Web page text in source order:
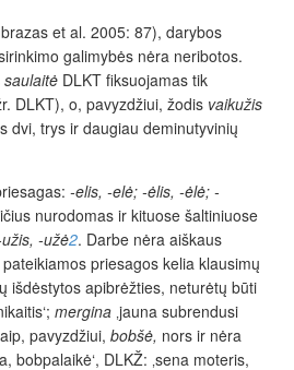
et al. 2005: 87), darybos
galimybės nėra neribotos.
saulaitė DLKT fiksuojamas tik
DLKT), o, pavyzdžiui, žodis vaikužis
dvi, trys ir daugiau deminutyvinių
-elis, -elė; -ėlis, -ėlė; -
nurodomas ir kituose šaltiniuose
-užė2. Darbe nėra aiškaus
priesagos kelia klausimų
išdėstytos apibrėžties, neturėtų būti
mergina ‚jauna subrendusi
pavyzdžiui, bobšė, nors ir nėra
DLKŽ: ‚sena moteris,